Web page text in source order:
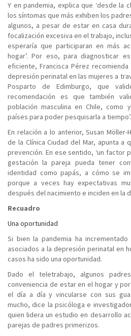
Y en pandemia, explica que ‘desde la
los síntomas que más exhiben los
algunos, a pesar de estar en casa
focalización excesiva en el trabajo,
esperaría que participaran en más
hogar’. Por eso, para diagnosticar
eficiente, Francisca Pérez
depresión perinatal en las mujeres a
Posparto de Edimburgo, que
recomendación es que también
población masculina en Chile,
países para poder pesquisarla a tiempo’.
En relación a lo anterior, Susan
de la Clínica Ciudad del Mar, apunta a
prevención. En ese sentido, ‘un factor
gestación la pareja pueda tener
identidad como papás, a cómo se
porque a veces hay expectativas
después del nacimiento e inciden en la
Recuadro
Una oportunidad
Si bien la pandemia ha
asociados a la depresión perinatal en
casos ha sido una oportunidad.
Dado el teletrabajo, algunos
conveniencia de estar en el hogar y
el día a día y vincularse con sus
mucho, dice la psicóloga e
quien lidera un estudio en desarrollo
parejas de padres primerizos.